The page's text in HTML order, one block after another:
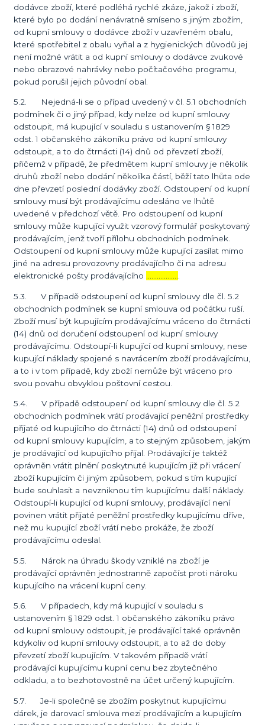
dodávce zboží, které podléhá rychlé zkáze, jakož i zboží,
které bylo po dodání nenávratně smíseno s jiným zbožím,
od kupní smlouvy o dodávce zboží v uzavřeném obalu,
které spotřebitel z obalu vyňal a z hygienických důvodů jej
není možné vrátit a od kupní smlouvy o dodávce zvukové
nebo obrazové nahrávky nebo počítačového programu,
pokud porušil jejich původní obal.
5.2. Nejedná-li se o případ uvedený v čl. 5.1 obchodních
podmínek či o jiný případ, kdy nelze od kupní smlouvy
odstoupit, má kupující v souladu s ustanovením § 1829
odst. 1 občanského zákoníku právo od kupní smlouvy
odstoupit, a to do čtrnácti (14) dnů od převzetí zboží,
přičemž v případě, že předmětem kupní smlouvy je několik
druhů zboží nebo dodání několika částí, běží tato lhůta ode
dne převzetí poslední dodávky zboží. Odstoupení od kupní
smlouvy musí být prodávajícímu odesláno ve lhůtě
uvedené v předchozí větě. Pro odstoupení od kupní
smlouvy může kupující využit vzorový formulář poskytovaný
prodávajícím, jenž tvoří přílohu obchodních podmínek.
Odstoupení od kupní smlouvy může kupující zasílat mimo
jiné na adresu provozovny prodávajícího či na adresu
elektronické pošty prodávajícího
5.3. V případě odstoupení od kupní smlouvy dle čl. 5.2
obchodních podmínek se kupní smlouva od počátku ruší.
Zboží musí být kupujícím prodávajícímu vráceno do čtrnácti
(14) dnů od doručení odstoupení od kupní smlouvy
prodávajícímu. Odstoupí-li kupující od kupní smlouvy, nese
kupující náklady spojené s navrácením zboží prodávajícímu,
a to i v tom případě, kdy zboží nemůže být vráceno pro
svou povahu obvyklou poštovní cestou.
5.4. V případě odstoupení od kupní smlouvy dle čl. 5.2
obchodních podmínek vrátí prodávající peněžní prostředky
přijaté od kupujícího do čtrnácti (14) dnů od odstoupení
od kupní smlouvy kupujícím, a to stejným způsobem, jakým
je prodávající od kupujícího přijal. Prodávající je taktéž
oprávněn vrátit plnění poskytnuté kupujícím již při vrácení
zboží kupujícím či jiným způsobem, pokud s tím kupující
bude souhlasit a nevzniknou tím kupujícímu další náklady.
Odstoupí-li kupující od kupní smlouvy, prodávající není
povinen vrátit přijaté peněžní prostředky kupujícímu dříve,
než mu kupující zboží vrátí nebo prokáže, že zboží
prodávajícímu odeslal.
5.5. Nárok na úhradu škody vzniklé na zboží je
prodávající oprávněn jednostranně započíst proti nároku
kupujícího na vrácení kupní ceny.
5.6. V případech, kdy má kupující v souladu s
ustanovením § 1829 odst. 1 občanského zákoníku právo
od kupní smlouvy odstoupit, je prodávající také oprávněn
kdykoliv od kupní smlouvy odstoupit, a to až do doby
převzetí zboží kupujícím. V takovém případě vrátí
prodávající kupujícímu kupní cenu bez zbytečného
odkladu, a to bezhotovostně na účet určený kupujícím.
5.7. Je-li společně se zbožím poskytnut kupujícímu
dárek, je darovací smlouva mezi prodávajícím a kupujícím